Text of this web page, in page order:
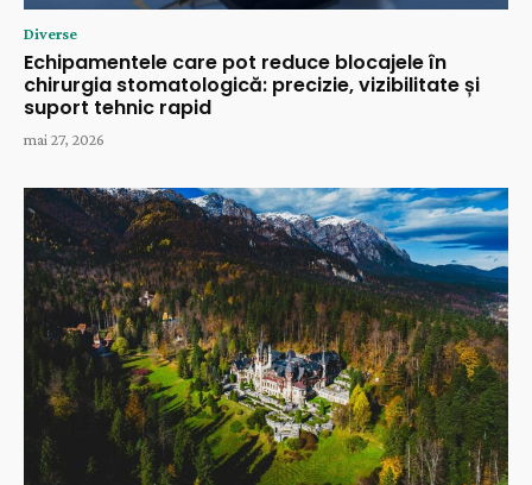
Diverse
Echipamentele care pot reduce blocajele în
chirurgia stomatologică: precizie, vizibilitate și
suport tehnic rapid
mai 27, 2026